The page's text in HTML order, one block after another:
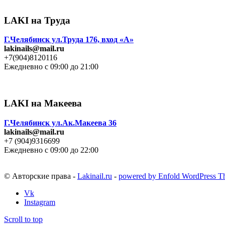
LAKI на Труда
Г.Челябинск ул.Труда 176, вход «А»
lakinails@mail.ru
+7(904)8120116
Ежедневно с 09:00 до 21:00
LAKI на Макеева
Г.Челябинск ул.Ак.Макеева 36
lakinails@mail.ru
+7 (904)9316699
Ежедневно с 09:00 до 22:00
© Авторские права - Lakinail.ru - powered by Enfold WordPress
Vk
Instagram
Scroll to top